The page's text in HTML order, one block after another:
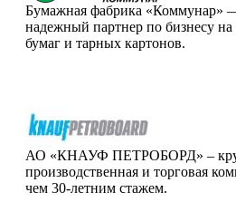
Бумажная фабрика «Коммунар»
надежный партнер по бизнесу
бумаг и тарных картонов.
АО «КНАУФ ПЕТРОБОРД» –
производственная и торговая
чем 30-летним стажем.